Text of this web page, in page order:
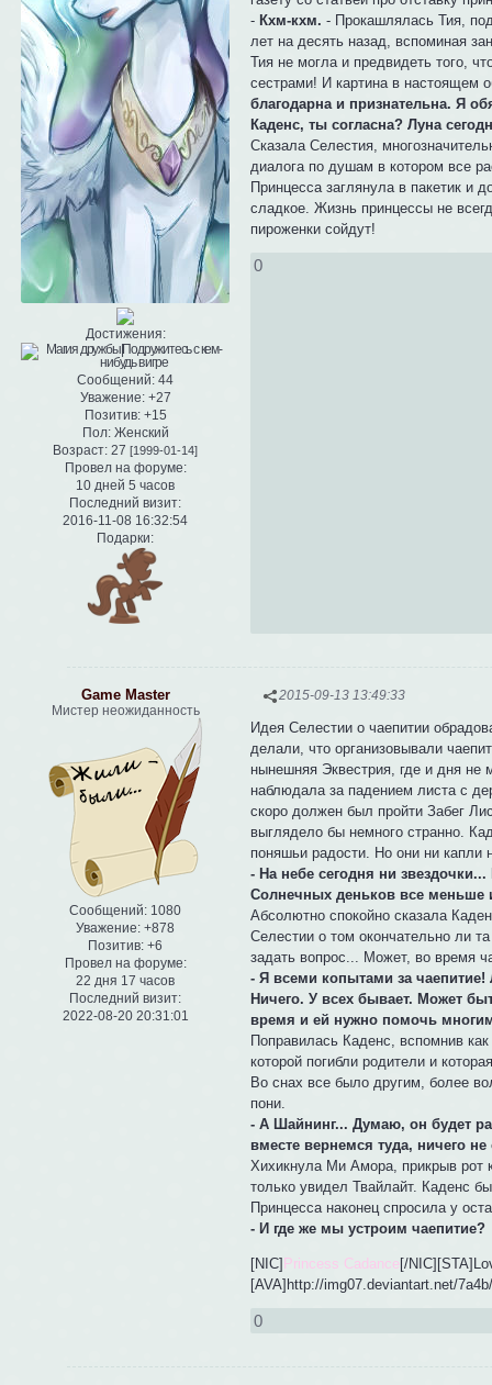
Достижения:
Сообщений: 44
Уважение: +27
Позитив: +15
Пол:Женский
Возраст: 27 [1999-01-14]
Провел на форуме:
10 дней 5 часов
Последний визит:
2016-11-08 16:32:54
Подарки:
-Кхм-кхм. - Прокашлялась Тия,
лет на десять назад, вспоминая
Тия не могла и предвидеть того,
сестрами! И картина в настоящем
благодарна и признательна. Я
Каденс, ты согласна? Луна
Сказала Селестия,
диалога по душам в котором все
Принцесса заглянула в пакетик и
сладкое. Жизнь принцессы не
пироженки сойдут!
0
2015-09-13 13:49:33
Game Master
Мистер неожиданность
Сообщений: 1080
Уважение: +878
Позитив: +6
Провел на форуме:
22 дня 17 часов
Последний визит:
2022-08-20 20:31:01
Идея Селестии о чаепитии
делали, что организовывали
нынешняя Эквестрия, где и дня не
наблюдала за падением листа с
скоро должен был пройти Забег
выглядело бы немного странно.
поняшьи радости. Но они ни капли
- На небе сегодня ни
Солнечных деньков все меньше
Абсолютно спокойно сказала
Селестии о том окончательно ли
задать вопрос... Может, во время
- Я всеми копытами за чаепитие!
Ничего. У всех бывает. Может
время и ей нужно помочь
Поправилась Каденс, вспомнив
которой погибли родители и
Во снах все было другим, более
пони.
- А Шайнинг... Думаю, он будет
вместе вернемся туда, ничего
Хихикнула Ми Амора, прикрыв рот
только увидел Твайлайт. Каденс
Принцесса наконец спросила у
- И где же мы устроим чаепитие?
[NIC] Princess Cadance [/
[AVA]http://img07.deviantart.net/
0